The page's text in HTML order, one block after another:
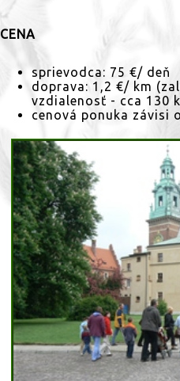
CENA
sprievodca: 75 €/ deň
doprava: 1,2 €/ km
vzdialenosť - cca 130
cenová ponuka závisi